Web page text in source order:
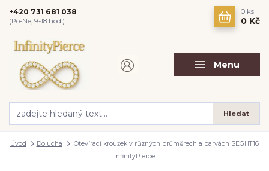
Menu
Hledat
+420 731 681 038
(Po-Ne, 9-18 hod.)
0 ks
0 Kč
Úvod Do ucha
Otevírací kroužek v různých průměrech a barvách SEGHT16
InfinityPierce